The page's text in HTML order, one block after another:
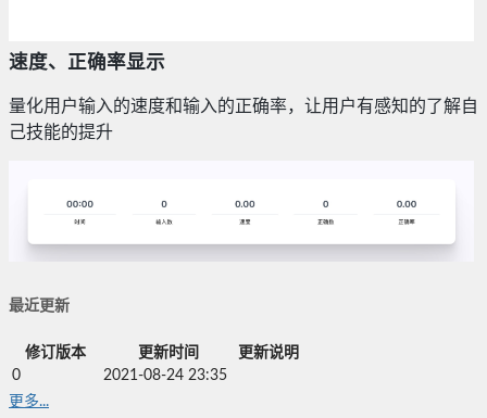
速度、正确率显示
量化用户输入的速度和输入的正确率，让用户有感知的了解自
己技能的提升
最近更新
修订版本 更新时间
更新说明
0
2021-08-24 23:35
更多...